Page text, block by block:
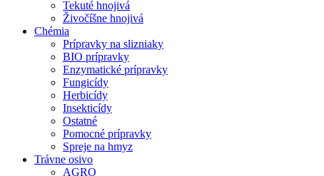
Tekuté hnojivá
Živočíšne hnojivá
Chémia
Prípravky na slizniaky
BIO prípravky
Enzymatické prípravky
Fungicídy
Herbicídy
Insekticídy
Ostatné
Pomocné prípravky
Spreje na hmyz
Trávne osivo
AGRO